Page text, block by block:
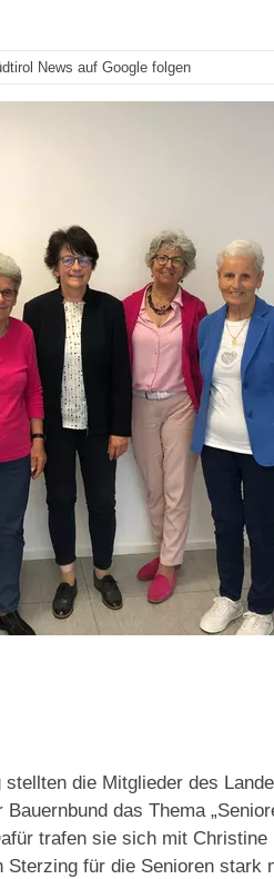
News auf Google folgen
die Mitglieder des
das Thema
trafen sie sich mit Christine
Sterzing für die Senioren stark